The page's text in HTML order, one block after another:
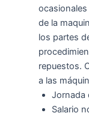
de la
los partes
repuestos.
a las
Jornada
Salario